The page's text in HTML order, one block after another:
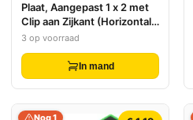
Plaat, Aangepast 1 x 2 met
Clip aan Zijkant (Horizontale
Grip)
3 op voorraad
In mand
Nog 1